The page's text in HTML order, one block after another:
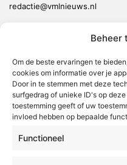
Beheer
Om de beste ervaringen te
cookies om informatie over je
Door in te stemmen met deze
surfgedrag of unieke ID's op
toestemming geeft of uw
invloed hebben op bepaalde
Functioneel
redactie@vmlnieuws.nl
Leudal
Maasgouw
Echt-Susteren